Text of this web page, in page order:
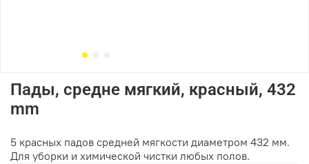
Пады, средне мягкий, красный, 432
mm
5 красных падов средней мягкости диаметром 432 мм.
Для уборки и химической чистки любых полов.